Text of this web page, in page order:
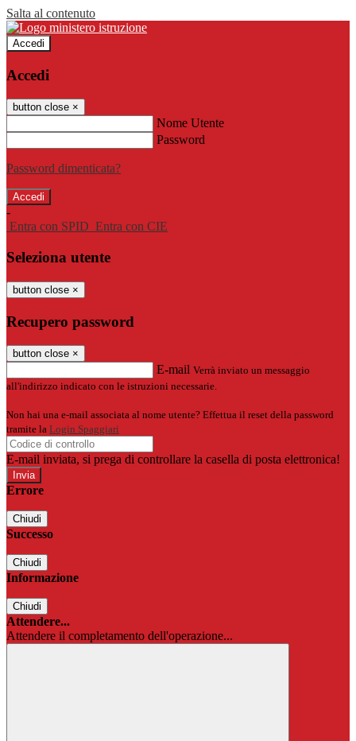
Salta al contenuto
Accedi
Accedi
button close ×
Nome Utente
Password
Password dimenticata?
-
Entra con SPID Entra con CIE
Seleziona utente
button close ×
Recupero password
button close ×
E-mail Verrà inviato un messaggio
all'indirizzo indicato con le istruzioni necessarie.
Non hai una e-mail associata al nome utente? Effettua il reset della password
tramite la Login Spaggiari
E-mail inviata, si prega di controllare la casella di posta elettronica!
Errore
Chiudi
Successo
Chiudi
Informazione
Chiudi
Attendere...
Attendere il completamento dell'operazione...